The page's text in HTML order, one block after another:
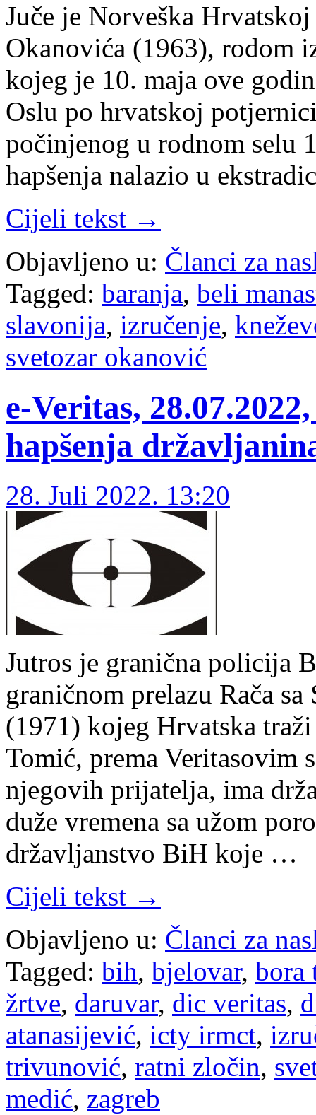
Juče je Norveška
Okanovića (1963), rodom
kojeg je 10. maja ove
Oslu po hrvatskoj
počinjenog u rodnom selu
hapšenja nalazio u
Cijeli tekst →
Objavljeno u: Članci za
Tagged: baranja, beli
slavonija, izručenje,
svetozar okanović
e-Veritas,
hapšenja
28. Juli 2022. 13:20
Jutros je granična policija
graničnom prelazu Rača
(1971) kojeg Hrvatska
Tomić, prema Veritasovim
njegovih prijatelja, ima
duže vremena sa užom
državljanstvo BiH koje …
Cijeli tekst →
Objavljeno u: Članci za
Tagged: bih, bjelovar, bora
žrtve, daruvar, dic veritas,
atanasijević, icty irmct,
trivunović, ratni zločin,
medić, zagreb